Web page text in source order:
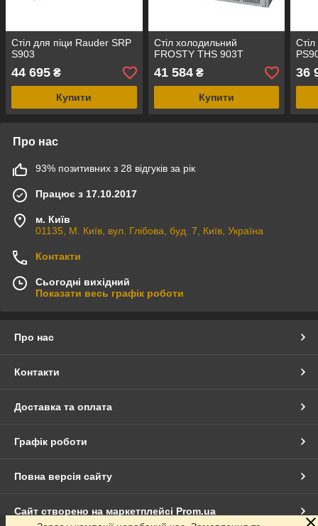
Стіл для піци Rauder SRP
S903
44 695 ₴
Купити
Стіл холодильний
FROSTY THS 903T
41 584₴
Купити
36
Про нас
93% позитивних з 28 відгуків за рік
Працює з 17.10.2017
м. Київ
01135, М. Київ, вул. Глібова, буд. 7, Київ, Україна
Контакти
Сьогодні вихідний
Показати весь графік роботи
Про нас
Контакти
Доставка та оплата
Графік роботи
Повна версія сайту
Сайт створено на маркетплейсі Prom.ua